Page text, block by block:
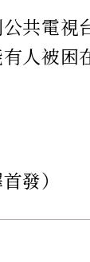
共電
人被困
發）